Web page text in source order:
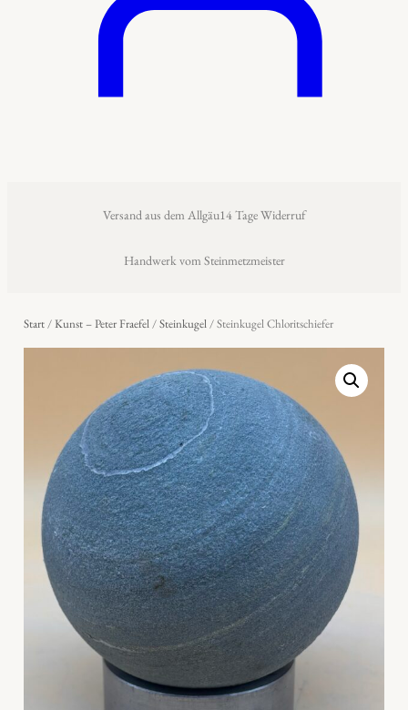
Versand aus dem Allgäu14 Tage Widerruf
Handwerk vom Steinmetzmeister
Start/Kunst – Peter Fraefel/Steinkugel/ Steinkugel Chloritschiefer